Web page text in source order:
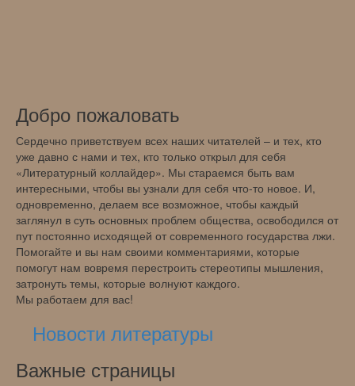
Добро пожаловать
Сердечно приветствуем всех наших читателей – и тех, кто
уже давно с нами и тех, кто только открыл для себя
«Литературный коллайдер». Мы стараемся быть вам
интересными, чтобы вы узнали для себя что-то новое. И,
одновременно, делаем все возможное, чтобы каждый
заглянул в суть основных проблем общества, освободился от
пут постоянно исходящей от современного государства лжи.
Помогайте и вы нам своими комментариями, которые
помогут нам вовремя перестроить стереотипы мышления,
затронуть темы, которые волнуют каждого.
Мы работаем для вас!
Новости литературы
Важные страницы